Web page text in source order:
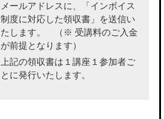
メールアドレスに、「インボイス
制度に対応した領収書」を送信い
たします。
（※ 受講料のご入金
が前提となります）
上記の領収書は１講座１参加者ご
とに発行いたします。